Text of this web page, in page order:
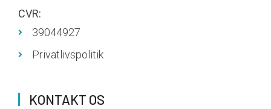
CVR:
39044927
Privatlivspolitik
KONTAKT OS